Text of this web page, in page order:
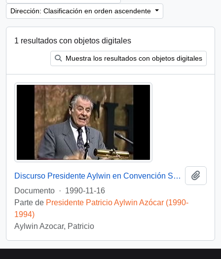
Dirección: Clasificación en orden ascendente
1 resultados con objetos digitales
Muestra los resultados con objetos digitales
Discurso Presidente Aylwin en Convención Santiago: Video
Documento · 1990-11-16
Parte de Presidente Patricio Aylwin Azócar (1990-
1994)
Aylwin Azocar, Patricio